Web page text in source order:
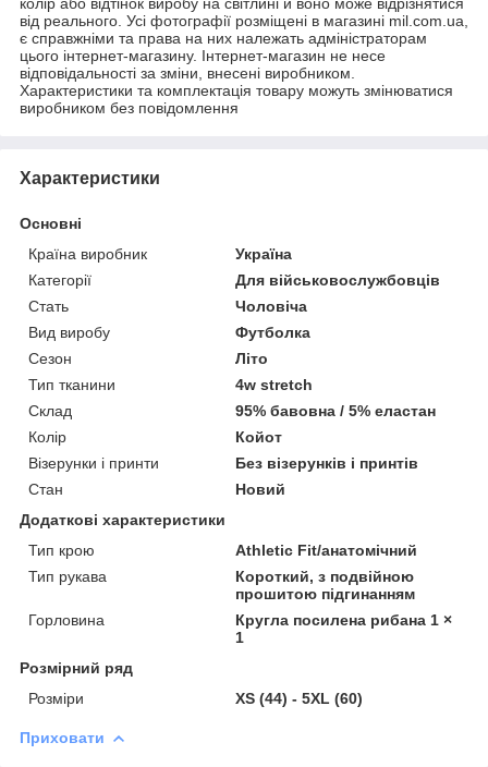
від реального. Усі фотографії розміщені в магазині mil.com.ua,
є справжніми та права на них належать адміністраторам
цього інтернет-магазину. Інтернет-магазин не несе
відповідальності за зміни, внесені виробником.
Характеристики та комплектація товару можуть змінюватися
виробником без повідомлення
Характеристики
Основні
Країна виробник
Україна
Категорії
Для військовослужбовців
Стать
Чоловіча
Вид виробу
Футболка
Сезон
Літо
Тип тканини
4w stretch
Склад
95% бавовна / 5% еластан
Колір
Койот
Візерунки і принти
Без візерунків і принтів
Стан
Новий
Додаткові характеристики
Тип крою
Athletic Fit/анатомічний
Тип рукава
Короткий, з подвійною
прошитою підгинанням
Горловина
Кругла посилена рибана 1 ×
1
Розмірний ряд
Розміри
XS (44) - 5XL (60)
Приховати